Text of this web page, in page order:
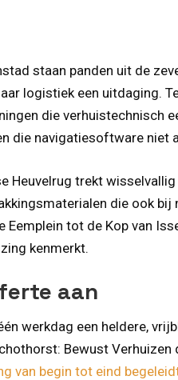
staan panden uit de
logistiek een uitdaging.
die verhuistechnisch
die navigatiesoftware
trekt
die ook
Eemplein tot de Kop van
kenmerkt.
aan
werkdag een heldere,
Bewust
van begin tot eind